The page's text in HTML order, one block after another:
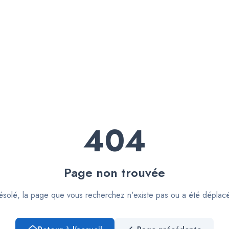
404
Page non trouvée
la page que vous recherchez n'existe pas ou a été